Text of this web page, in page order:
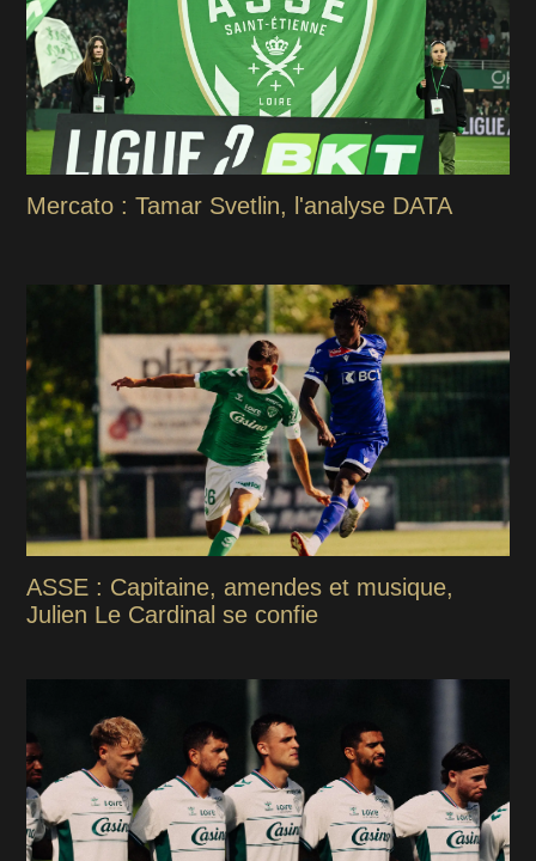
Mercato : Tamar Svetlin, l'analyse DATA
ASSE : Capitaine, amendes et musique,
Julien Le Cardinal se confie